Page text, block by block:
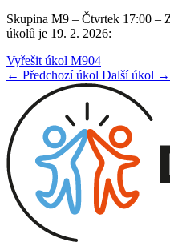
Skupina M9 – Čtvrtek 17:00 –
úkolů je 19. 2. 2026:
Vyřešit úkol M904
← Předchozí úkol Další úkol →